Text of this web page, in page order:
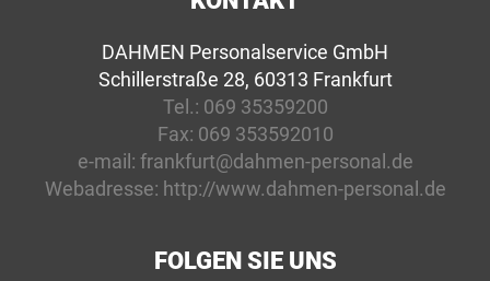
DAHMEN Personalservice GmbH
Schillerstraße 28, 60313 Frankfurt
Tel.: 069 35359200
Fax: 069 353592010
e-mail: frankfurt@dahmen-personal.de
Webadresse: http://www.dahmen-personal.de
FOLGEN SIE UNS